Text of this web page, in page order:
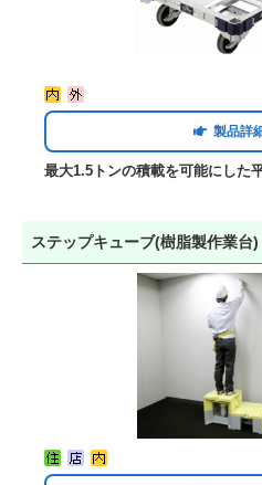
製品詳
最大1.5トンの積載を可能にした
ステップキューブ(樹脂製作業台)